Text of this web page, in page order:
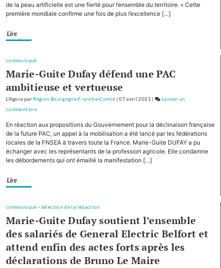
Régions,
la
plan
d’investissement
pour
le
de
de la peau artificielle est une fierté pour l’ensemble du territoire. « Cette
première mondiale confirme une fois de plus l’excellence […]
Lire
communiqué
Marie-Guite Dufay défend une PAC
ambitieuse et vertueuse
L'Agora par Region Bourgogne-Franche-Comté |07 avril 2021 |
Laisser un
commentaireon
autres
Régions,
la
plan
d’investissement
pour
tourisme
En réaction aux propositions du Gouvernement pour la déclinaison française
de la future PAC, un appel à la mobilisation a été lancé par les fédérations
locales de la FNSEA à travers toute la France. Marie-Guite DUFAY a pu
échanger avec les représentants de la profession agricole. Elle condamne
les débordements qui ont émaillé la manifestation […]
Lire
communiqué - Sélection de la rédaction
Marie-Guite Dufay soutient l’ensemble
des salariés de General Electric Belfort et
attend enfin des actes forts après les
déclarations de Bruno Le Maire